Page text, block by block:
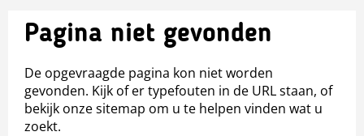
Pagina niet gevonden
De opgevraagde pagina kon niet worden
gevonden. Kijk of er typefouten in de URL staan, of
bekijk onze sitemap om u te helpen vinden wat u
zoekt.